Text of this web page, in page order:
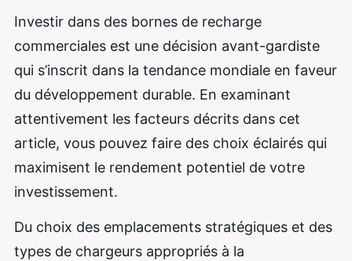
Investir dans des bornes de recharge
commerciales est une décision avant-gardiste
qui s’inscrit dans la tendance mondiale en faveur
du développement durable. En examinant
attentivement les facteurs décrits dans cet
article, vous pouvez faire des choix éclairés qui
maximisent le rendement potentiel de votre
investissement.
Du choix des emplacements stratégiques et des
types de chargeurs appropriés à la